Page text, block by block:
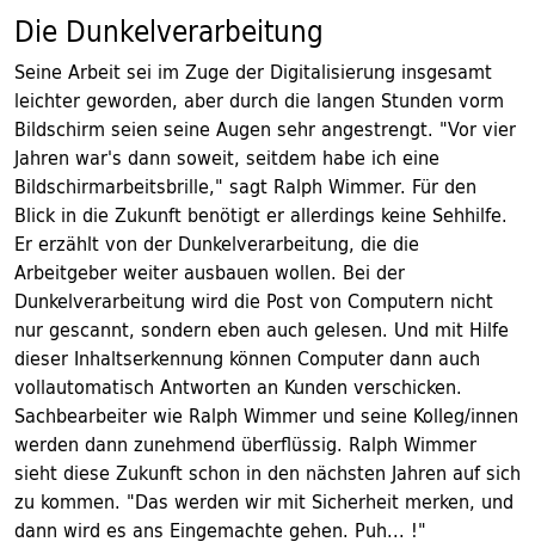
Die Dunkelverarbeitung
Seine Arbeit sei im Zuge der Digitalisierung insgesamt
leichter geworden, aber durch die langen Stunden vorm
Bildschirm seien seine Augen sehr angestrengt. "Vor vier
Jahren war's dann soweit, seitdem habe ich eine
Bildschirmarbeitsbrille," sagt Ralph Wimmer. Für den
Blick in die Zukunft benötigt er allerdings keine Sehhilfe.
Er erzählt von der Dunkelverarbeitung, die die
Arbeitgeber weiter ausbauen wollen. Bei der
Dunkelverarbeitung wird die Post von Computern nicht
nur gescannt, sondern eben auch gelesen. Und mit Hilfe
dieser Inhaltserkennung können Computer dann auch
vollautomatisch Antworten an Kunden verschicken.
Sachbearbeiter wie Ralph Wimmer und seine Kolleg/innen
werden dann zunehmend überflüssig. Ralph Wimmer
sieht diese Zukunft schon in den nächsten Jahren auf sich
zu kommen. "Das werden wir mit Sicherheit merken, und
dann wird es ans Eingemachte gehen. Puh... !"